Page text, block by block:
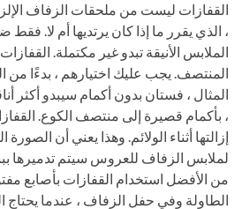
القفازات ليست من ملحقات الزفاف
، الذي يقرر ما إذا كان يرتديها أم لا.
الملابس الأنيقة تبدو غير مكتملة.
المنتصف. يجب عليك اختيارهم ، بدءًا من
المثال ، فستان بدون أكمام سيبدو أكثر
، بأكمام قصيرة إلى منتصف الكوع.
إزالتها أثناء الولائم. وهذا يعني أن
لملابس الزفاف للعروس سيتم تدميرها
من الأفضل استخدام القفازات بأصابع
الطاولة وفي حفل الزفاف ، عندما يحتاج